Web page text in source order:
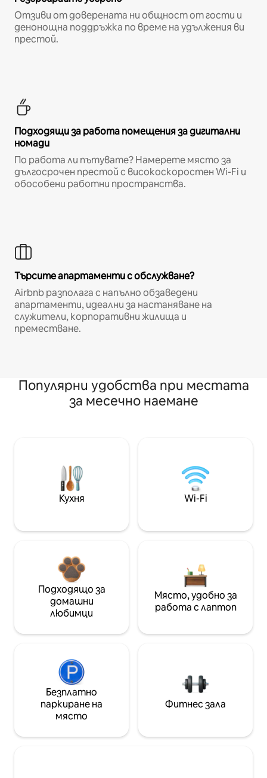
Отзиви от доверената ни общност от гости и
денонощна поддръжка по време на удължения ви
престой.
Подходящи за работа помещения за дигитални
номади
По работа ли пътувате? Намерете място за
дългосрочен престой с високоскоростен Wi-Fi и
обособени работни пространства.
Търсите апартаменти с обслужване?
Airbnb разполага с напълно обзаведени
апартаменти, идеални за настаняване на
служители, корпоративни жилища и
преместване.
Популярни удобства при местата
за месечно наемане
Кухня Wi-Fi
Подходящо за
домашни
любимци
Място, удобно за
работа с лаптоп
Безплатно
паркиране на
място
Фитнес зала